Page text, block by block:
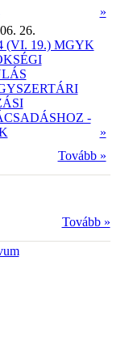
»
26.
(VI. 19.) MGYK
-
»
Tovább »
Tovább »